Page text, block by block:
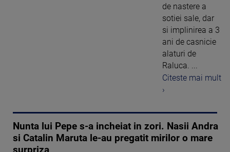
de nastere a
sotiei sale, dar
si implinirea a 3
ani de casnicie
alaturi de
Raluca. ...
Citeste mai mult
›
Nunta lui Pepe s-a incheiat in zori. Nasii Andra
si Catalin Maruta le-au pregatit mirilor o mare